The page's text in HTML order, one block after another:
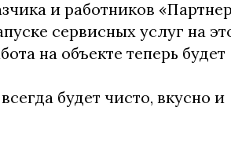
и работников
сервисных услуг на
на объекте теперь будет
будет чисто, вкусно и